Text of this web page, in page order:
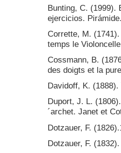
Bunting, C. (1999).
ejercicios. Pirámide.
Corrette, M.
temps le
Cossmann, B.
des doigts et la
Davidoff, K.
Duport, J. L.
´archet. Janet et
Dotzauer, F.
Dotzauer, F.